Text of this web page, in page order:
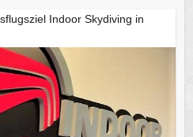
Indoor Skydiving in